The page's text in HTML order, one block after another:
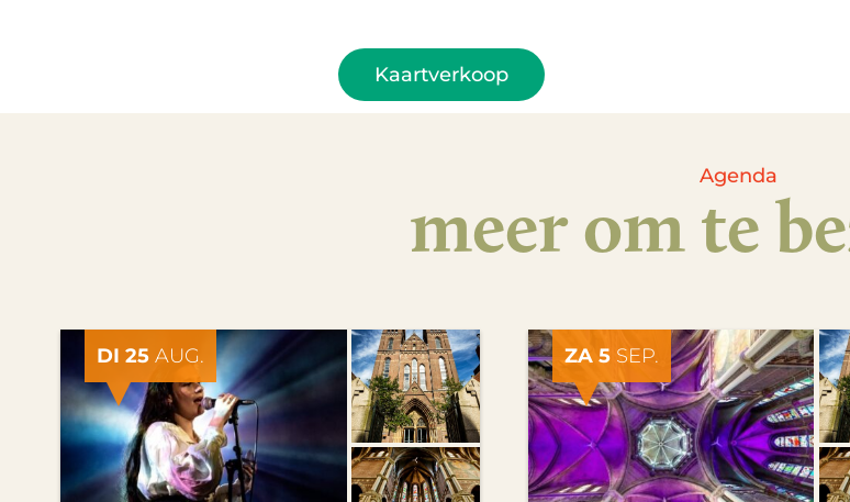
Kaartverkoop
Agenda
meer om te
DI 25 AUG. ZA 5SEP.